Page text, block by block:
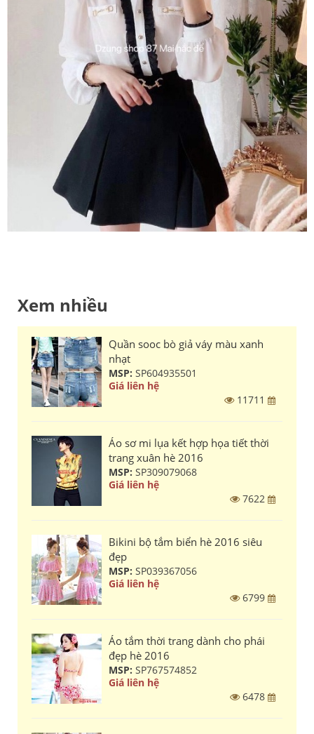
Xem nhiều
Quần sooc bò giả váy màu xanh
nhạt
MSP: SP604935501
Giá liên hệ
11711
Áo sơ mi lụa kết hợp họa tiết thời
trang xuân hè 2016
MSP: SP309079068
Giá liên hệ
7622
Bikini bộ tắm biển hè 2016 siêu
đẹp
MSP: SP039367056
Giá liên hệ
6799
Áo tắm thời trang dành cho phái
đẹp hè 2016
MSP: SP767574852
Giá liên hệ
6478